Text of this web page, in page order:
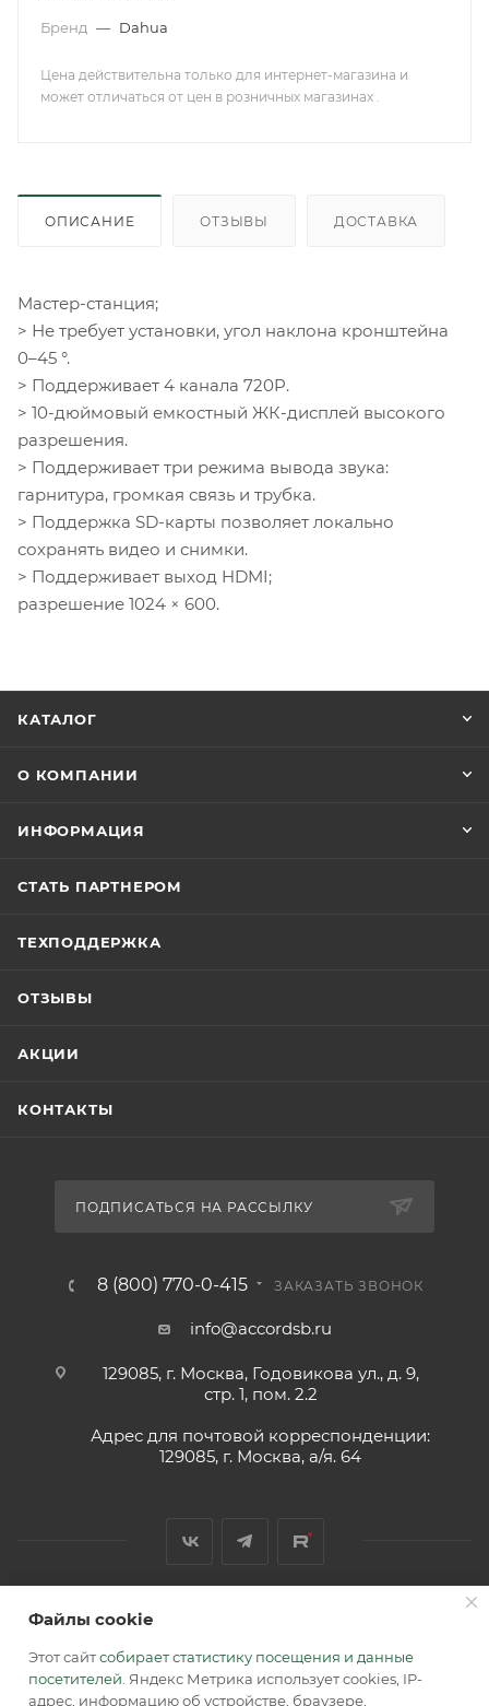
Бренд — Dahua
Цена действительна только для интернет-магазина и
может отличаться от цен в розничных магазинах .
ОПИСАНИЕ ОТЗЫВЫ ДОСТАВКА
Мастер-станция;
> Не требует установки, угол наклона кронштейна
0–45 °.
> Поддерживает 4 канала 720P.
> 10-дюймовый емкостный ЖК-дисплей высокого
разрешения.
> Поддерживает три режима вывода звука:
гарнитура, громкая связь и трубка.
> Поддержка SD-карты позволяет локально
сохранять видео и снимки.
> Поддерживает выход HDMI;
разрешение 1024 × 600.
КАТАЛОГ
О КОМПАНИИ
ИНФОРМАЦИЯ
СТАТЬ ПАРТНЕРОМ
ТЕХПОДДЕРЖКА
ОТЗЫВЫ
АКЦИИ
КОНТАКТЫ
ПОДПИСАТЬСЯ НА РАССЫЛКУ
8 (800) 770-0-415 ЗАКАЗАТЬ ЗВОНОК
info@accordsb.ru
129085, г. Москва, Годовикова ул., д. 9,
стр. 1, пом. 2.2
Адрес для почтовой корреспонденции:
129085, г. Москва, а/я. 64
2026 © Обращаем Ваше внимание на то, что вся
информация, размещенная на сайте, носит
информационный характер и не является публичной
офертой, определяемой положениями Статьи 437 (2) ГК РФ.
Файлы cookie
Этот сайтсобирает статистику посещения и данные
посетителей . Яндекс Метрика использует cookies, IP-
адрес, информацию об устройстве, браузере,